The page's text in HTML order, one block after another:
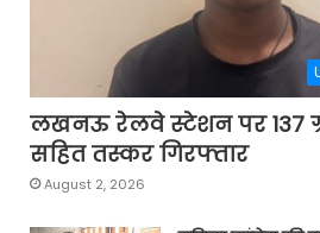
लखनऊ रेलवे स्टेशन पर 137
सहित तस्कर गिरफ्तार
August 2, 2026